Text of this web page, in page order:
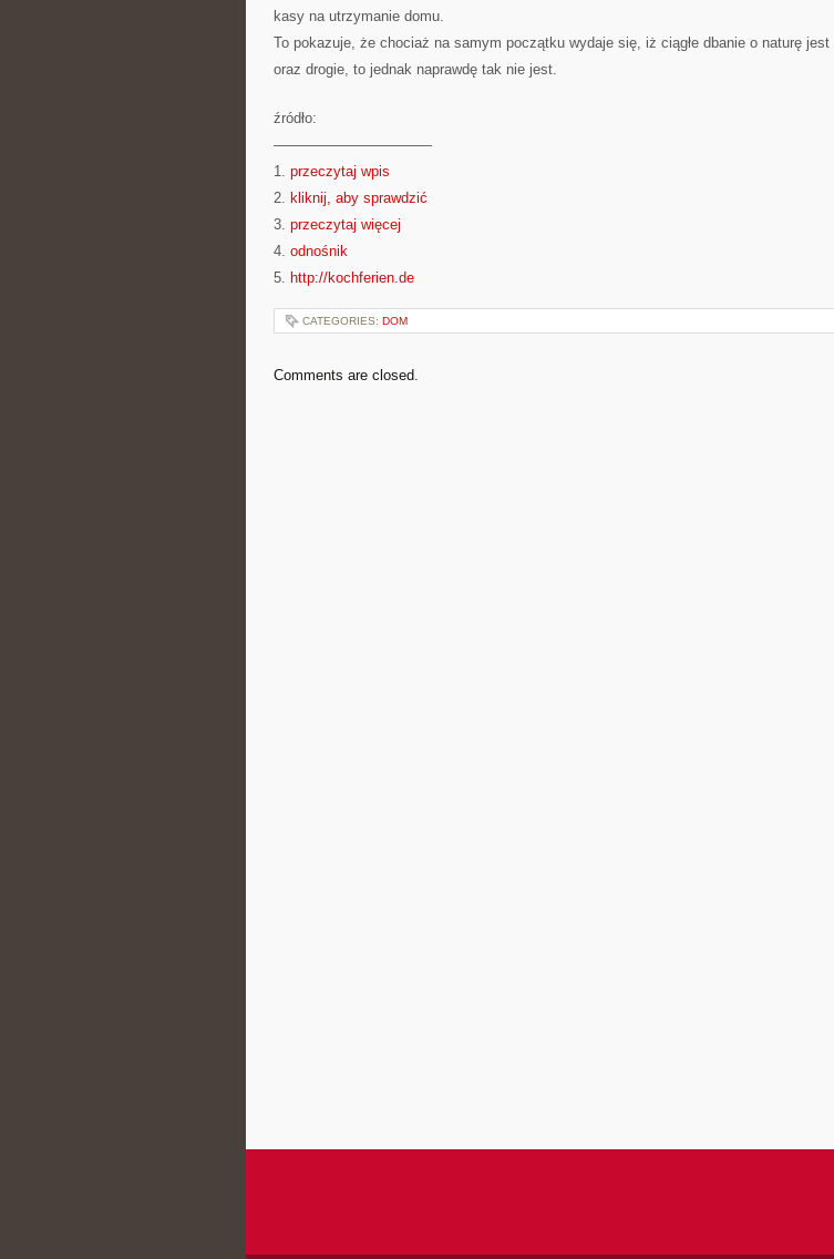
kasy na utrzymanie domu.
To pokazuje, że chociaż na samym początku wydaje się, iż ciągłe dbanie o naturę jest
oraz drogie, to jednak naprawdę tak nie jest.
źródło:
———————————
1. przeczytaj wpis
2. kliknij, aby sprawdzić
3. przeczytaj więcej
4. odnośnik
5. http://kochferien.de
CATEGORIES: DOM
Comments are closed.